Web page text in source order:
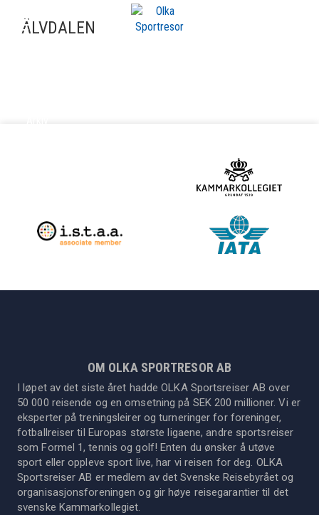
ÄLVDALEN
OM OLKA SPORTRESOR AB
I løpet av det siste året hadde OLKA Sportsreiser AB over
50 000 reisende og en omsetning på SEK 200 millioner. Vi er
eksperter på treningsleirer og turneringer for foreninger,
fotballreiser til Europas største ligaene, andre sportsreiser
som Formel 1, tennis og golf! Enten du ønsker å utøve
sport eller oppleve sport live, har vi reisen for deg. OLKA
Sportsreiser AB er medlem av det Svenske Reisebyrået og
organisasjonsforeningen og gir høye reisegarantier til det
svenske Kammarkollegiet.